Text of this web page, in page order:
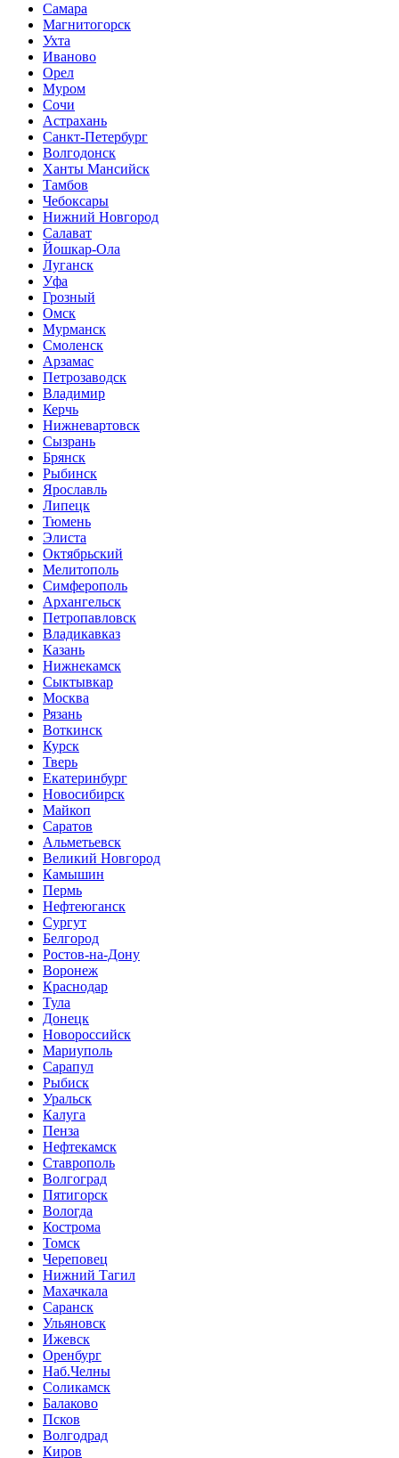
Самара
Магнитогорск
Ухта
Иваново
Орел
Муром
Сочи
Астрахань
Санкт-Петербург
Волгодонск
Ханты Мансийск
Тамбов
Чебоксары
Нижний Новгород
Салават
Йошкар-Ола
Луганск
Уфа
Грозный
Омск
Мурманск
Смоленск
Арзамас
Петрозаводск
Владимир
Керчь
Нижневартовск
Сызрань
Брянск
Рыбинск
Ярославль
Липецк
Тюмень
Элиста
Октябрьский
Мелитополь
Симферополь
Архангельск
Петропавловск
Владикавказ
Казань
Нижнекамск
Сыктывкар
Москва
Рязань
Воткинск
Курск
Тверь
Екатеринбург
Новосибирск
Майкоп
Саратов
Альметьевск
Великий Новгород
Камышин
Пермь
Нефтеюганск
Сургут
Белгород
Ростов-на-Дону
Воронеж
Краснодар
Тула
Донецк
Новороссийск
Мариуполь
Сарапул
Рыбиск
Уральск
Калуга
Пенза
Нефтекамск
Ставрополь
Волгоград
Пятигорск
Вологда
Кострома
Томск
Череповец
Нижний Тагил
Махачкала
Саранск
Ульяновск
Ижевск
Оренбург
Наб.Челны
Соликамск
Балаково
Псков
Волгодрад
Киров